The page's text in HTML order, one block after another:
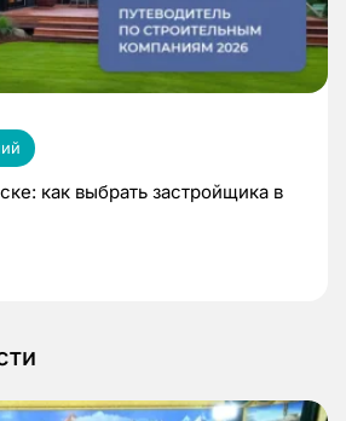
как выбрать застройщика в